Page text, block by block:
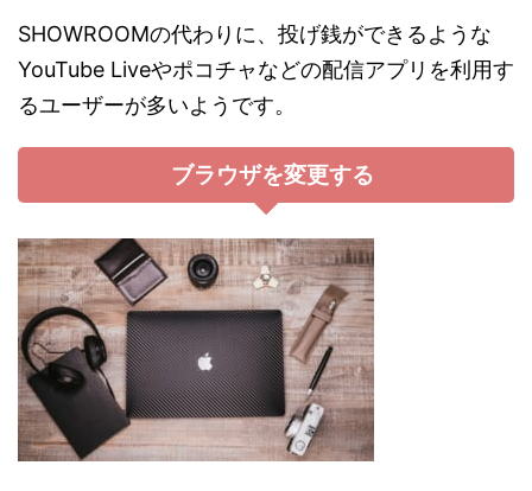
SHOWROOMの代わりに、投げ銭ができるような
YouTube Liveやポコチャなどの配信アプリを利用す
るユーザーが多いようです。
ブラウザを変更する